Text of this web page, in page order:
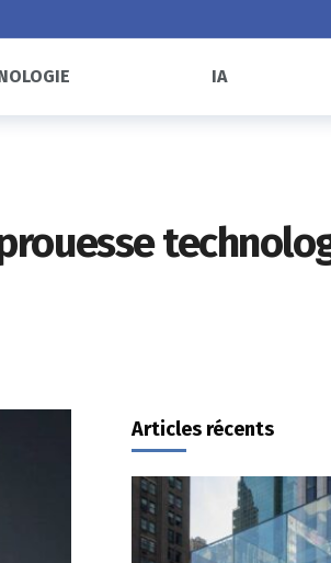
IA
Articles récents